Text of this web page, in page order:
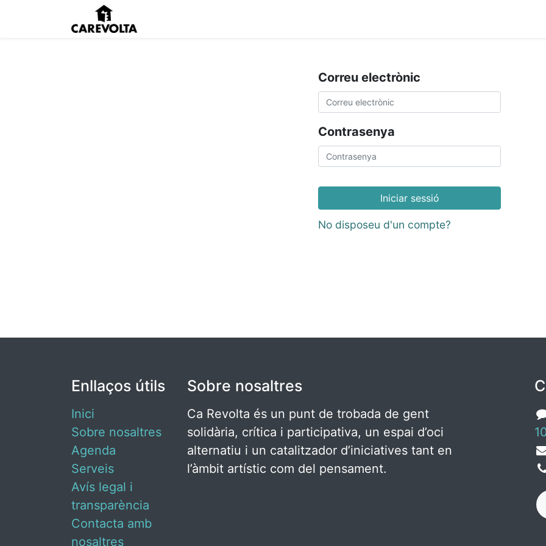
Correu electrònic
Contrasenya
Iniciar sessió
No disposeu d'un compte?
Enllaços útils
Inici
Sobre nosaltres
Agenda
Serveis
Avís legal i
transparència
Contacta amb
nosaltres
Sobre nosaltres
Ca Revolta és un punt de trobada de gent
solidària, crítica i participativa, un espai d’oci
alternatiu i un catalitzador d’iniciatives tant en
l’àmbit artístic com del pensament.